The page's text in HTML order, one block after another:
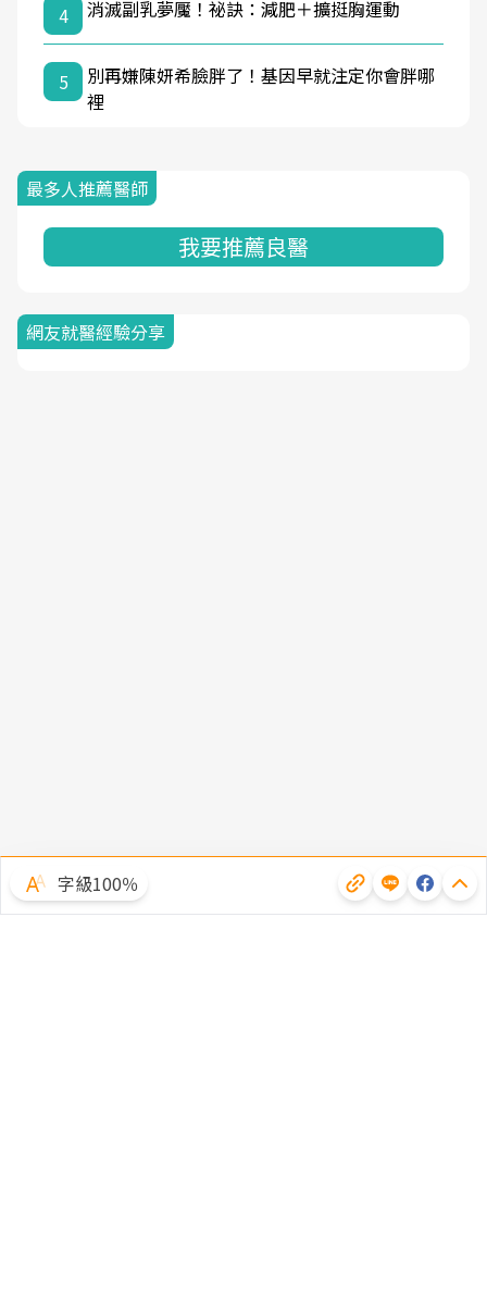
4
消滅副乳夢魘！祕訣：減肥＋擴挺胸運動
5
別再嫌陳妍希臉胖了！基因早就注定你會胖哪
裡
最多人推薦醫師
我要推薦良醫
網友就醫經驗分享
字級100％